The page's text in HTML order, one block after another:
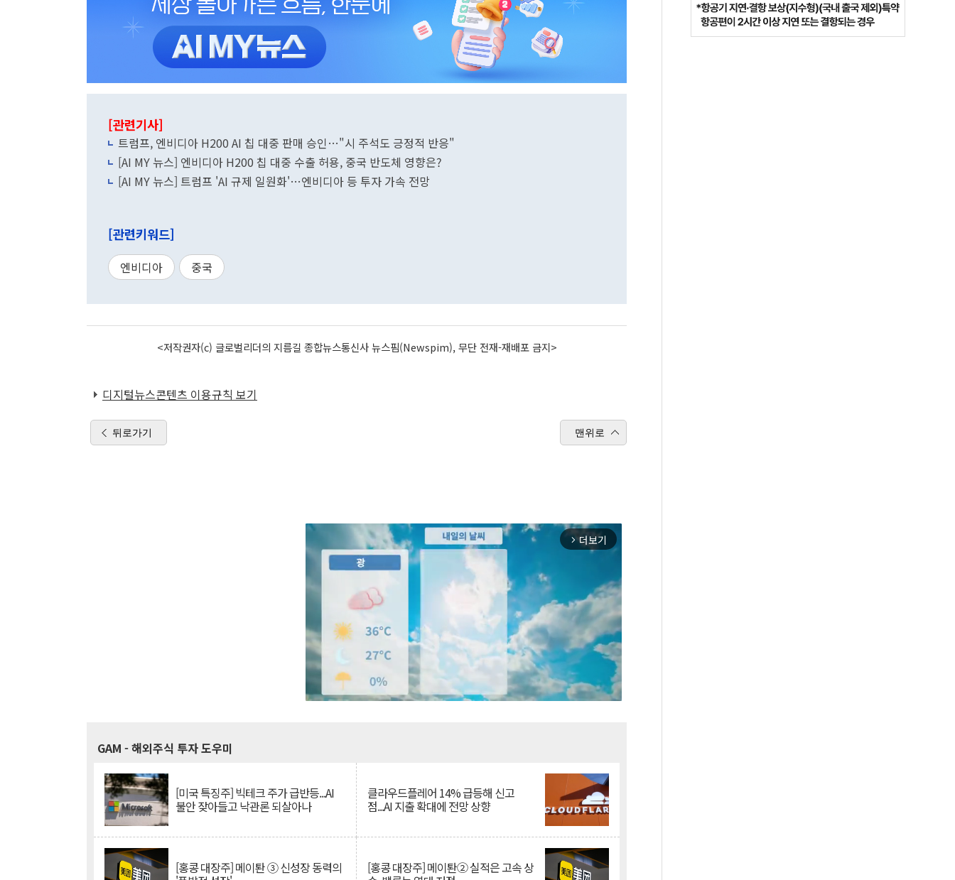
[관련기사]
트럼프, 엔비디아 H200 AI 칩 대중 판매 승인…"시 주석도 긍정적 반응"
[AI MY 뉴스] 엔비디아 H200 칩 대중 수출 허용, 중국 반도체 영향은?
[AI MY 뉴스] 트럼프 'AI 규제 일원화'…엔비디아 등 투자 가속 전망
[관련키워드]
엔비디아 중국
<저작권자(c) 글로벌리더의 지름길 종합뉴스통신사 뉴스핌(Newspim), 무단 전재-재배포 금지>
디지털뉴스콘텐츠 이용규칙 보기
뒤로가기 맨위로
arrow_forward_ios 더보기
GAM - 해외주식 투자 도우미
[미국 특징주] 빅테크 주가 급반등...AI
불안 잦아들고 낙관론 되살아나
클라우드플레어 14% 급등해 신고
점...AI 지출 확대에 전망 상향
[홍콩 대장주] 메이퇀 ③ 신성장 동력의 [홍콩 대장주] 메이퇀② 실적은 고속 상